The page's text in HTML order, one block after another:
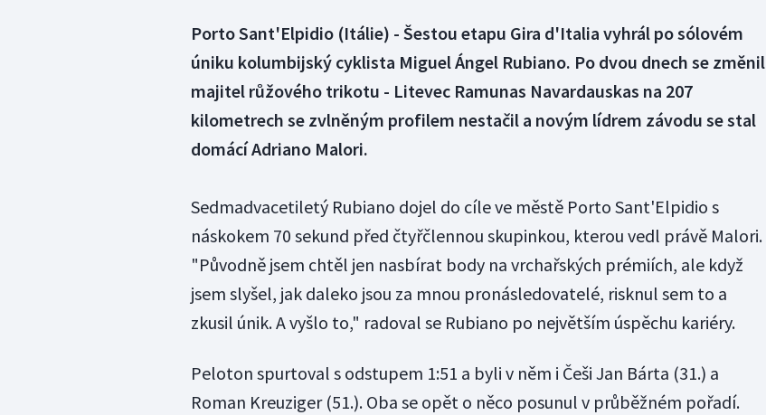
Porto Sant'Elpidio (Itálie) - Šestou etapu Gira d'Italia vyhrál po sólovém
úniku kolumbijský cyklista Miguel Ángel Rubiano. Po dvou dnech se změnil
majitel růžového trikotu - Litevec Ramunas Navardauskas na 207
kilometrech se zvlněným profilem nestačil a novým lídrem závodu se stal
domácí Adriano Malori.
Sedmadvacetiletý Rubiano dojel do cíle ve městě Porto Sant'Elpidio s
náskokem 70 sekund před čtyřčlennou skupinkou, kterou vedl právě Malori.
"Původně jsem chtěl jen nasbírat body na vrchařských prémiích, ale když
jsem slyšel, jak daleko jsou za mnou pronásledovatelé, risknul sem to a
zkusil únik. A vyšlo to," radoval se Rubiano po největším úspěchu kariéry.
Peloton spurtoval s odstupem 1:51 a byli v něm i Češi Jan Bárta (31.) a
Roman Kreuziger (51.). Oba se opět o něco posunul v průběžném pořadí.